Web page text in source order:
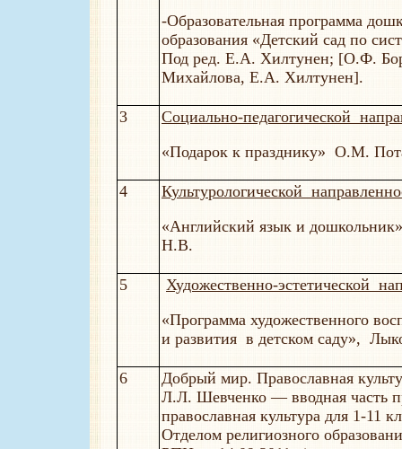
-Образовательная программа
образования «Детский сад по
Под ред. Е.А. Хилтунен; [О.Ф.
Михайлова, Е.А. Хилтунен].
3
Социально-педагогической
«Подарок к празднику» О.М.
4
Культурологической
«Английский язык и
Н.В.
5
Художественно-эстетической
«Программа художественного
и развития в детском саду»,
6
Добрый мир. Православная
Л.Л. Шевченко — вводная часть
православная культура для 1-11
Отделом религиозного